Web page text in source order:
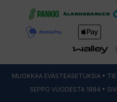
MUOKKAA EVÄSTEASETUKSIA •
SEPPO VUODESTA 1984 •